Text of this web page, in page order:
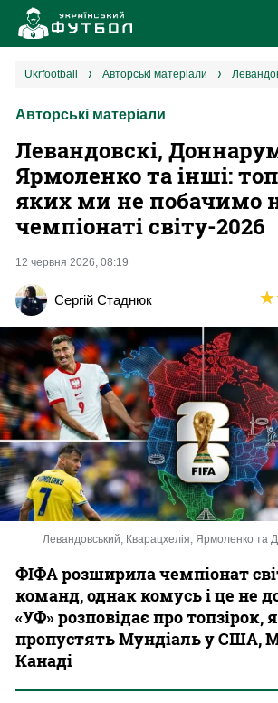
Новини
Єврокубки
УПЛ
Різне
Букмекери
Казино
ukrfootball авторські матеріали
Авторські матеріали
Левандовскі,
Ярмоленко та інші:
яких ми не побачимо
чемпіонаті світу-2026
12 червня 2026, 08:19
Сергій Стаднюк ★
★
Левандовський, Кварацхелія, Ярмоленко
ФІФА розширила чемпіонат
команд, однак комусь і це не
«УФ» розповідає про топзірок,
пропустять Мундіаль у США,
Канаді